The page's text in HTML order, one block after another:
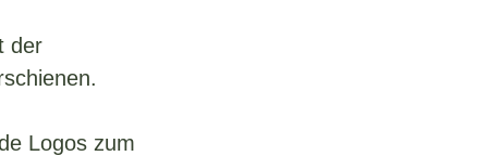
der
Logos zum